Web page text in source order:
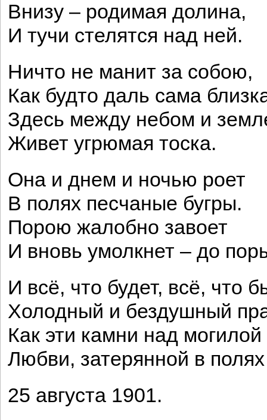
Внизу – родимая долина,
И тучи стелятся над ней.
Ничто не манит за собою,
Как будто даль сама
Здесь между небом и
Живет угрюмая тоска.
Она и днем и ночью роет
В полях песчаные бугры.
Порою жалобно завоет
И вновь умолкнет – до
И всё, что будет, всё, что
Холодный и бездушный
Как эти камни над могилой
Любви, затерянной в полях
25 августа 1901.